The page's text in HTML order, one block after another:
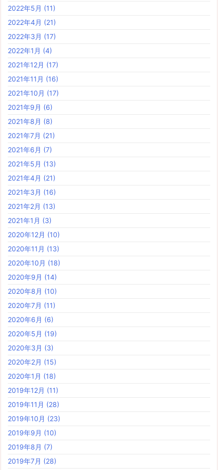
2022年5月 (11)
2022年4月 (21)
2022年3月 (17)
2022年1月 (4)
2021年12月 (17)
2021年11月 (16)
2021年10月 (17)
2021年9月 (6)
2021年8月 (8)
2021年7月 (21)
2021年6月 (7)
2021年5月 (13)
2021年4月 (21)
2021年3月 (16)
2021年2月 (13)
2021年1月 (3)
2020年12月 (10)
2020年11月 (13)
2020年10月 (18)
2020年9月 (14)
2020年8月 (10)
2020年7月 (11)
2020年6月 (6)
2020年5月 (19)
2020年3月 (3)
2020年2月 (15)
2020年1月 (18)
2019年12月 (11)
2019年11月 (28)
2019年10月 (23)
2019年9月 (10)
2019年8月 (7)
2019年7月 (28)